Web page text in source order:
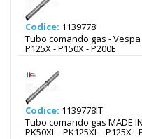
Codice: 1139778
Tubo comando gas - Vespa
P125X - P150X - P200E
Codice: 1139778IT
Tubo comando gas MADE
PK50XL - PK125XL - P125X -